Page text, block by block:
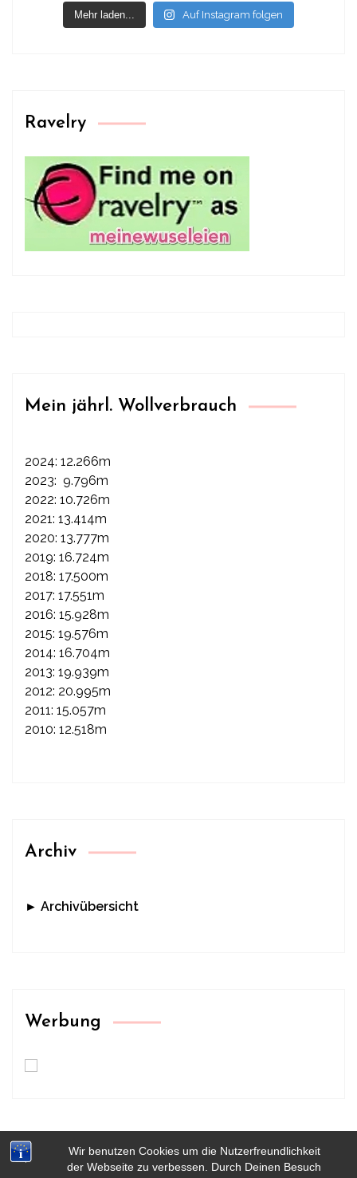
Wir benutzen Cookies um die Nutzerfreundlichkeit
der Webseite zu verbessen. Durch Deinen Besuch
Mehr laden... Auf Instagram folgen
Ravelry
Mein jährl. Wollverbrauch
2024: 12.266m
2023: 9.796m
2022: 10.726m
2021: 13.414m
2020: 13.777m
2019: 16.724m
2018: 17.500m
2017: 17.551m
2016: 15.928m
2015: 19.576m
2014: 16.704m
2013: 19.939m
2012: 20.995m
2011: 15.057m
2010: 12.518m
Archiv
► Archivübersicht
Werbung
HOME KONTAKT IMPRESSUM & DATENSCHUTZ